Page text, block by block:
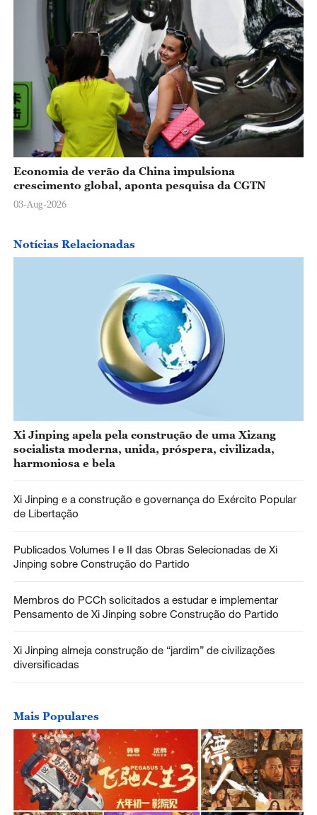
Economia de verão da China impulsiona
crescimento global, aponta pesquisa da CGTN
03-Aug-2026
Notícias Relacionadas
Xi Jinping apela pela construção de uma Xizang
socialista moderna, unida, próspera, civilizada,
harmoniosa e bela
Xi Jinping e a construção e governança do Exército Popular
de Libertação
Publicados Volumes I e II das Obras Selecionadas de Xi
Jinping sobre Construção do Partido
Membros do PCCh solicitados a estudar e implementar
Pensamento de Xi Jinping sobre Construção do Partido
Xi Jinping almeja construção de “jardim” de civilizações
diversificadas
Mais Populares